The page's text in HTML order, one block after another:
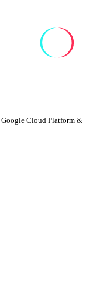
Cloud Platform &